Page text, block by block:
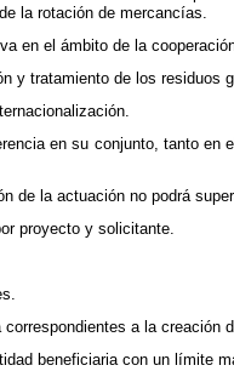
la rotación de mercancías.
en el ámbito de la
y tratamiento de los residuos
en su conjunto, tanto
de la actuación no podrá
proyecto y solicitante.
a la creación
beneficiaria con un límite